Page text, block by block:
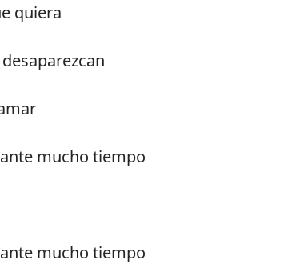
quiera
mucho tiempo
mucho tiempo